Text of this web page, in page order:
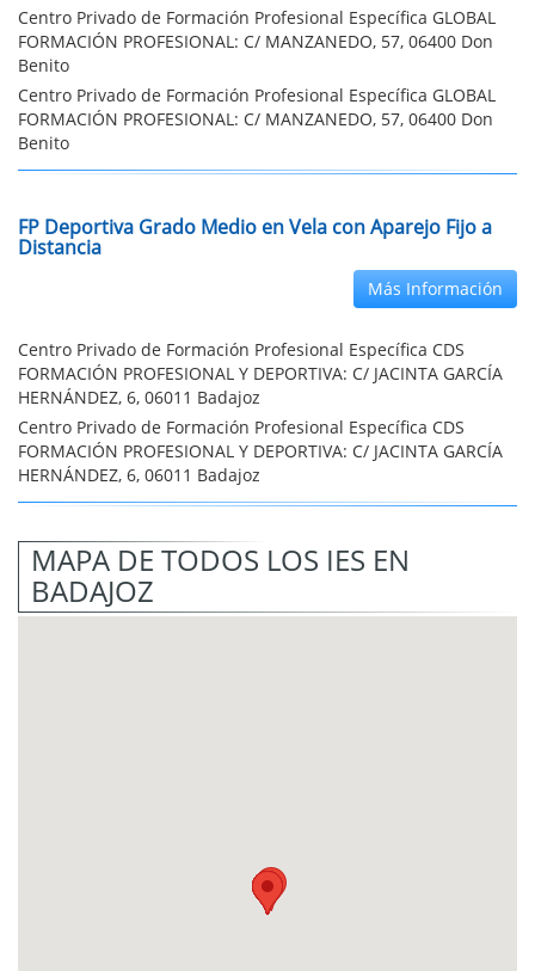
Centro Privado de Formación Profesional Específica GLOBAL
FORMACIÓN PROFESIONAL: C/ MANZANEDO, 57, 06400 Don
Benito
Centro Privado de Formación Profesional Específica GLOBAL
FORMACIÓN PROFESIONAL: C/ MANZANEDO, 57, 06400 Don
Benito
FP Deportiva Grado Medio en Vela con Aparejo Fijo a
Distancia
Más Información
Centro Privado de Formación Profesional Específica CDS
FORMACIÓN PROFESIONAL Y DEPORTIVA: C/ JACINTA GARCÍA
HERNÁNDEZ, 6, 06011 Badajoz
Centro Privado de Formación Profesional Específica CDS
FORMACIÓN PROFESIONAL Y DEPORTIVA: C/ JACINTA GARCÍA
HERNÁNDEZ, 6, 06011 Badajoz
MAPA DE TODOS LOS IES EN
BADAJOZ